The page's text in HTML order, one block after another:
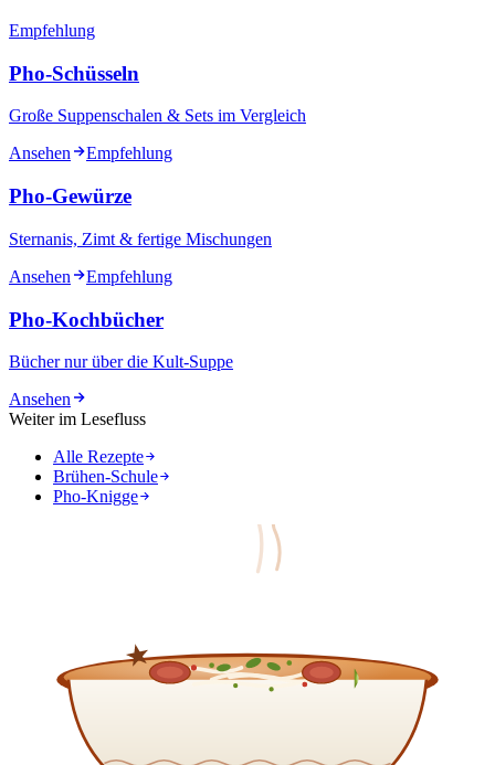
Empfehlung
Pho-Schüsseln
Große Suppenschalen & Sets im Vergleich
Ansehen
Empfehlung
Pho-Gewürze
Sternanis, Zimt & fertige Mischungen
Ansehen
Empfehlung
Pho-Kochbücher
Bücher nur über die Kult-Suppe
Ansehen
Weiter im Lesefluss
Alle Rezepte
Brühen-Schule
Pho-Knigge